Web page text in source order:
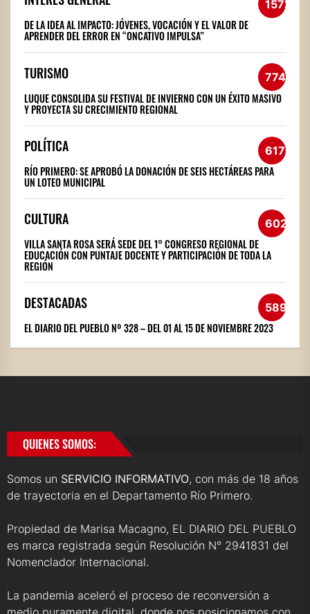
1572
DE LA IDEA AL IMPACTO: JÓVENES, VOCACIÓN Y EL VALOR DE
APRENDER DEL ERROR EN “ONCATIVO IMPULSA”
TURISMO 774
LUQUE CONSOLIDA SU FESTIVAL DE INVIERNO CON UN ÉXITO MASIVO
Y PROYECTA SU CRECIMIENTO REGIONAL
POLÍTICA 617
RÍO PRIMERO: SE APROBÓ LA DONACIÓN DE SEIS HECTÁREAS PARA
UN LOTEO MUNICIPAL
CULTURA 602
VILLA SANTA ROSA SERÁ SEDE DEL 1° CONGRESO REGIONAL DE
EDUCACIÓN CON PUNTAJE DOCENTE Y PARTICIPACIÓN DE TODA LA
REGIÓN
DESTACADAS 589
EL DIARIO DEL PUEBLO Nº 328 – DEL 01 AL 15 DE NOVIEMBRE 2023
QUIENES SOMOS:
Somos un SERVICIO INFORMATIVO, con más de 18 años
de trayectoria en el Departamento Río Primero.
Propiedad de Marisa Macagno, EL DIARIO DEL PUEBLO
es marca registrada según Resolución N° 2941831 del
Nomenclador Internacional.
La pandemia aceleró el proceso de reconversión a